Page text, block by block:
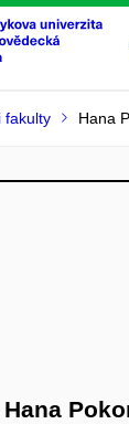
fakulty Hana